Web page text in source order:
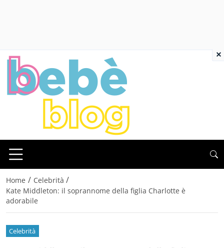
Home / Celebrità /
Kate Middleton: il soprannome della figlia Charlotte è
adorabile
Celebrità
×